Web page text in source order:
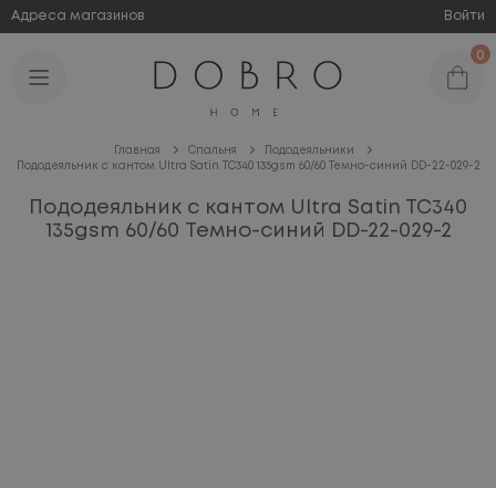
Адреса магазинов Войти
0
Главная Спальня
Пододеяльники
Пододеяльник с кантом Ultra Satin TC340 135gsm 60/60 Темно-синий DD-22-029-2
Пододеяльник с кантом Ultra Satin TC340
135gsm 60/60 Темно-синий DD-22-029-2